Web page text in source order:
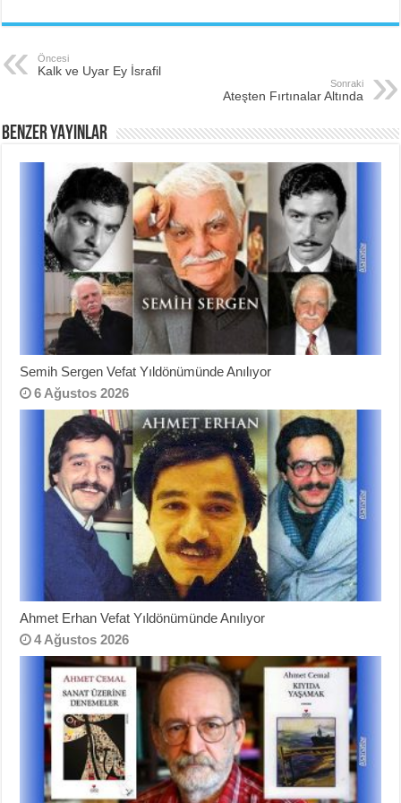
c
e
b
o
k
tt
er
e
st
ar
Öncesi
Kalk ve Uyar Ey İsrafil
Sonraki
Ateşten Fırtınalar Altında
BENZER YAYINLAR
Semih Sergen Vefat Yıldönümünde Anılıyor
6 Ağustos 2026
Ahmet Erhan Vefat Yıldönümünde Anılıyor
4 Ağustos 2026